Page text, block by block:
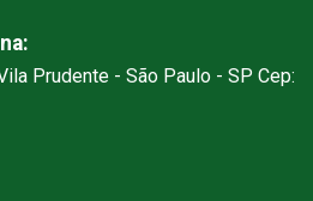
Prudente - São Paulo - SP Cep: